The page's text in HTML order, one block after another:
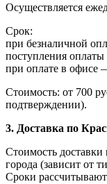
Осуществляется
Срок:
при безналичной
поступления оплаты
при оплате в офисе
Стоимость: от 700
подтверждении).
3. Доставка по
Стоимость
города (зависит от
Сроки